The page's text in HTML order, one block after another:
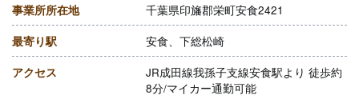
事業所所在地 千葉県印旛郡栄町安食2421
最寄り駅 安食、下総松崎
アクセス
JR成田線我孫子支線安食駅より 徒歩約
8分/マイカー通勤可能